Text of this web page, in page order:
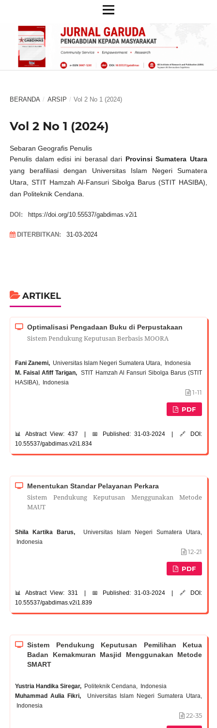
BERANDA / ARSIP / Vol 2 No 1 (2024)
Vol 2 No 1 (2024)
Sebaran Geografis Penulis
Penulis dalam edisi ini berasal dari Provinsi Sumatera Utara
yang berafiliasi dengan Universitas Islam Negeri Sumatera
Utara, STIT Hamzah Al-Fansuri Sibolga Barus (STIT HASIBA),
dan Politeknik Cendana.
DOI: https://doi.org/10.55537/gabdimas.v2i1
DITERBITKAN: 31-03-2024
ARTIKEL
Optimalisasi Pengadaan Buku di Perpustakaan
Sistem Pendukung Keputusan Berbasis MOORA
Fani Zanemi, Universitas Islam Negeri Sumatera Utara, Indonesia
M. Faisal Afiff Tarigan, STIT Hamzah Al Fansuri Sibolga Barus (STIT
HASIBA), Indonesia
1-11
PDF
📊 Abstract View: 437 | 📅 Published: 31-03-2024 | 🔗 DOI:
10.55537/gabdimas.v2i1.834
Menentukan Standar Pelayanan Perkara
Sistem Pendukung Keputusan Menggunakan Metode
MAUT
Shila Kartika Barus, Universitas Islam Negeri Sumatera Utara,
Indonesia
12-21
PDF
📊 Abstract View: 331 | 📅 Published: 31-03-2024 | 🔗 DOI:
10.55537/gabdimas.v2i1.839
Sistem Pendukung Keputusan Pemilihan Ketua
Badan Kemakmuran Masjid Menggunakan Metode
SMART
Yustria Handika Siregar, Politeknik Cendana, Indonesia
Muhammad Aulia Fikri, Universitas Islam Negeri Sumatera Utara,
Indonesia
22-35